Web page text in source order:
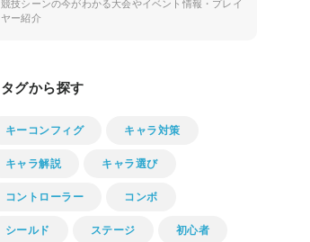
競技シーンの今がわかる大会やイベント情報・プレイ
ヤー紹介
タグから探す
キーコンフィグ キャラ対策
キャラ解説 キャラ選び
コントローラー コンボ
シールド ステージ 初心者